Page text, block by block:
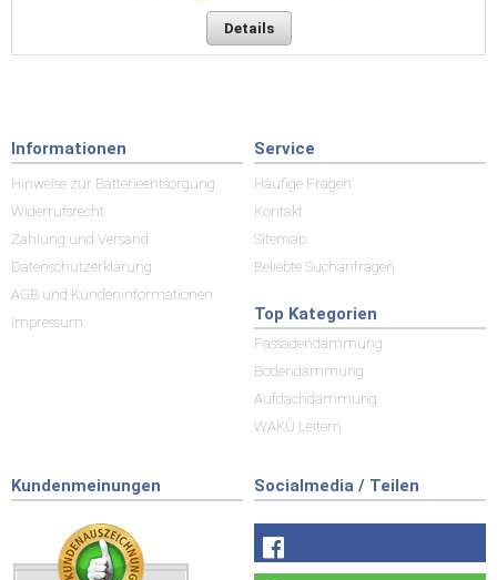
Details
Informationen
Hinweise zur Batterieentsorgung
Widerrufsrecht
Zahlung und Versand
Datenschutzerklärung
AGB und Kundeninformationen
Impressum
Service
Häufige Fragen
Kontakt
Sitemap
Beliebte Suchanfragen
Top Kategorien
Fassadendämmung
Bodendämmung
Aufdachdämmung
WAKÜ Leitern
Kundenmeinungen Socialmedia / Teilen